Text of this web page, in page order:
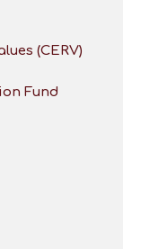
(CERV)
Fund